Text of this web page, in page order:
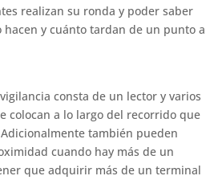
realizan su ronda y poder saber
hacen y cuánto tardan de un punto a
consta de un lector y varios
colocan a lo largo del recorrido que
también pueden
cuando hay más de un
que adquirir más de un terminal